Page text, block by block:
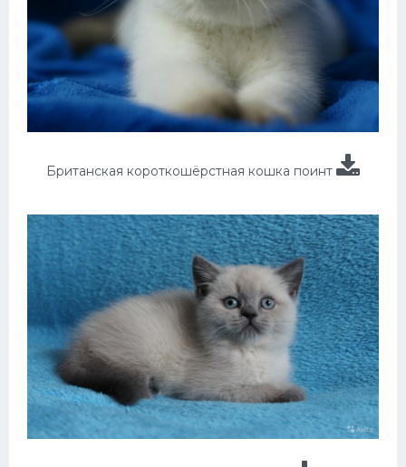
Британская короткошёрстная кошка поинт